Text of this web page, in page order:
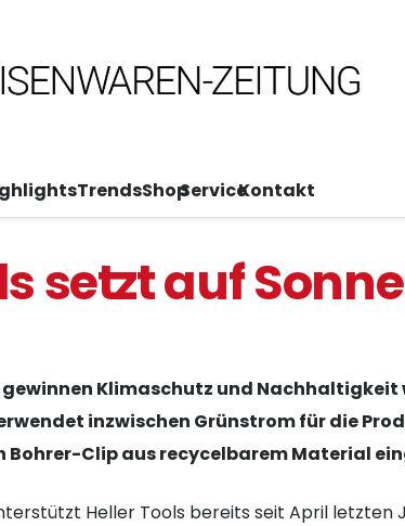
TrendsShopServiceKontakt
setzt auf
gewinnen Klimaschutz und Nachhaltigkeit
inzwischen Grünstrom für die
Bohrer-Clip aus recycelbarem Material
Heller Tools bereits seit April letzten